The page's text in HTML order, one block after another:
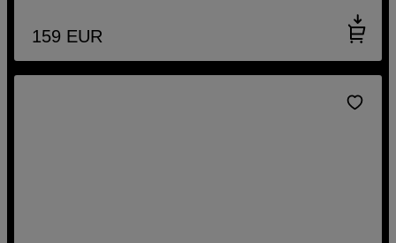
159 EUR